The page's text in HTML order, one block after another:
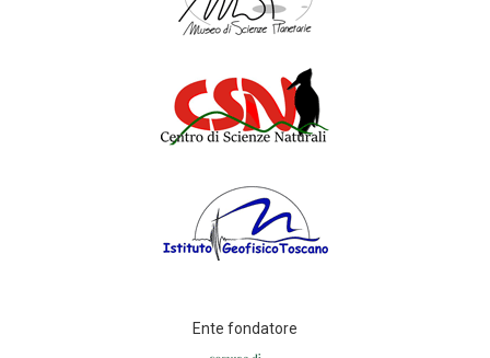
Ente fondatore